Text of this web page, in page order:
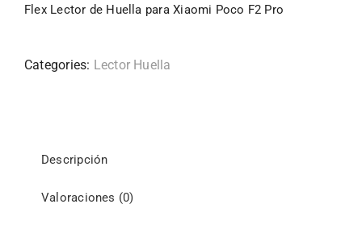
Flex Lector de Huella para Xiaomi Poco F2 Pro
Categories: Lector Huella
Descripción
Valoraciones (0)